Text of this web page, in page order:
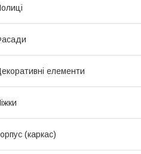
елементи
(каркас)